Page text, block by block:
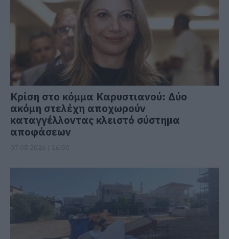
Κρίση στο κόμμα Καρυστιανού: Δύο
ακόμη στελέχη αποχωρούν
καταγγέλλοντας κλειστό σύστημα
αποφάσεων